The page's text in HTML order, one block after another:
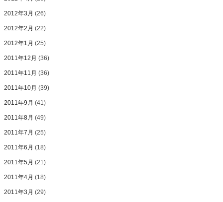
2012年3月 (26)
2012年2月 (22)
2012年1月 (25)
2011年12月 (36)
2011年11月 (36)
2011年10月 (39)
2011年9月 (41)
2011年8月 (49)
2011年7月 (25)
2011年6月 (18)
2011年5月 (21)
2011年4月 (18)
2011年3月 (29)